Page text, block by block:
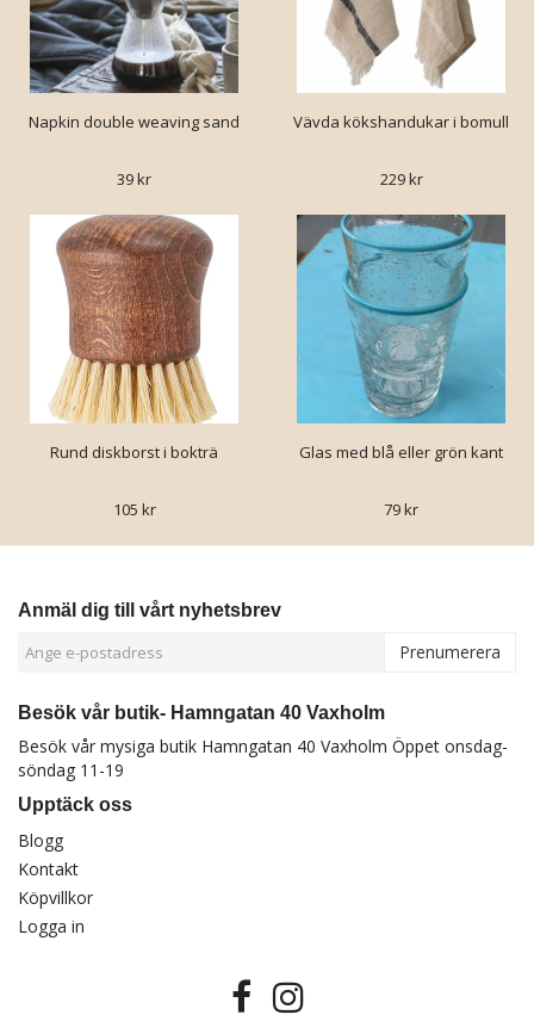
Napkin double weaving sand
39 kr
Vävda kökshandukar i bomull
229 kr
Rund diskborst i bokträ
105 kr
Glas med blå eller grön kant
79 kr
Anmäl dig till vårt nyhetsbrev
Prenumerera
Besök vår butik- Hamngatan 40 Vaxholm
Besök vår mysiga butik Hamngatan 40 Vaxholm Öppet onsdag-
söndag 11-19
Upptäck oss
Blogg
Kontakt
Köpvillkor
Logga in